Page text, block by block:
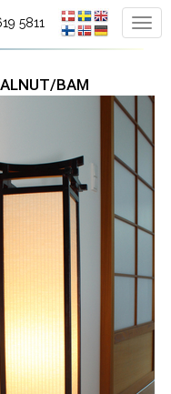
5811
BAM